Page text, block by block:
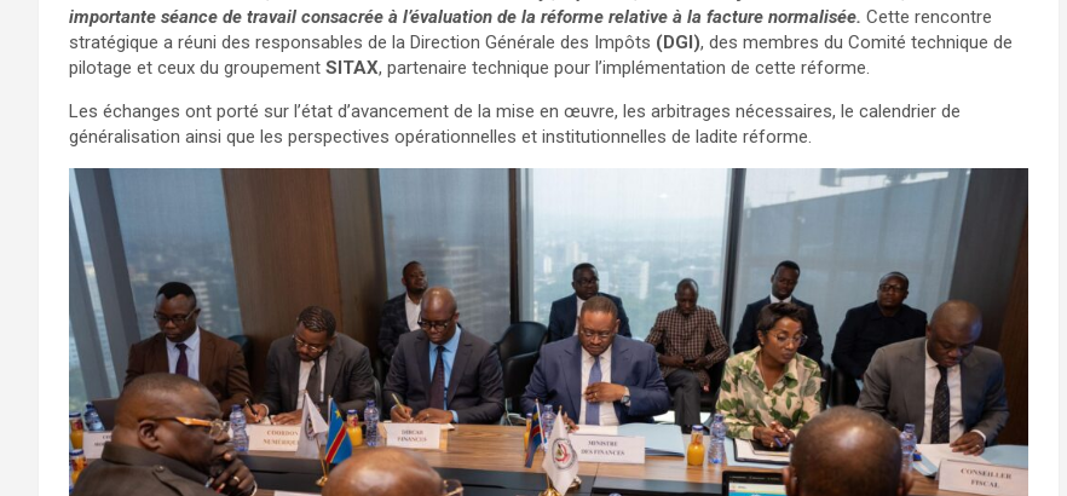
importante séance de travail consacrée à l’évaluation de la réforme relative à la facture normalisée. Cette rencontre
stratégique a réuni des responsables de la Direction Générale des Impôts (DGI), des membres du Comité technique de
pilotage et ceux du groupement SITAX, partenaire technique pour l’implémentation de cette réforme.
Les échanges ont porté sur l’état d’avancement de la mise en œuvre, les arbitrages nécessaires, le calendrier de
généralisation ainsi que les perspectives opérationnelles et institutionnelles de ladite réforme.